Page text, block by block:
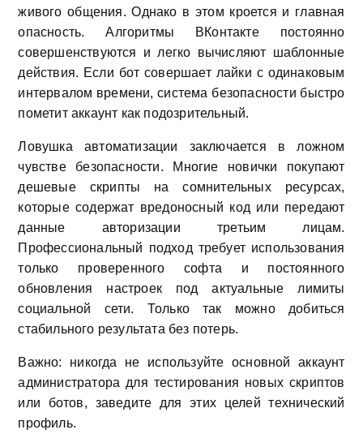
живого общения. Однако в этом кроется и главная
опасность. Алгоритмы ВКонтакте постоянно
совершенствуются и легко вычисляют шаблонные
действия. Если бот совершает лайки с одинаковым
интервалом времени, система безопасности быстро
пометит аккаунт как подозрительный.
Ловушка автоматизации заключается в ложном
чувстве безопасности. Многие новички покупают
дешевые скрипты на сомнительных ресурсах,
которые содержат вредоносный код или передают
данные авторизации третьим лицам.
Профессиональный подход требует использования
только проверенного софта и постоянного
обновления настроек под актуальные лимиты
социальной сети. Только так можно добиться
стабильного результата без потерь.
Важно: никогда не используйте основной аккаунт
администратора для тестирования новых скриптов
или ботов, заведите для этих целей технический
профиль.